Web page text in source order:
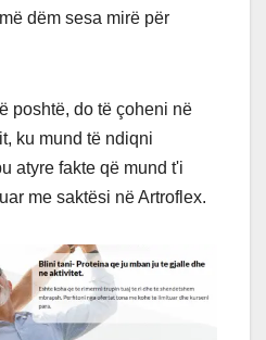
dëm sesa mirë për
poshtë, do të çoheni në
ku mund të ndiqni
atyre fakte që mund t'i
me saktësi në Artroflex.